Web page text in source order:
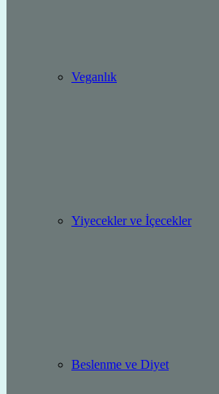
Veganlık
Yiyecekler ve İçecekler
Beslenme ve Diyet